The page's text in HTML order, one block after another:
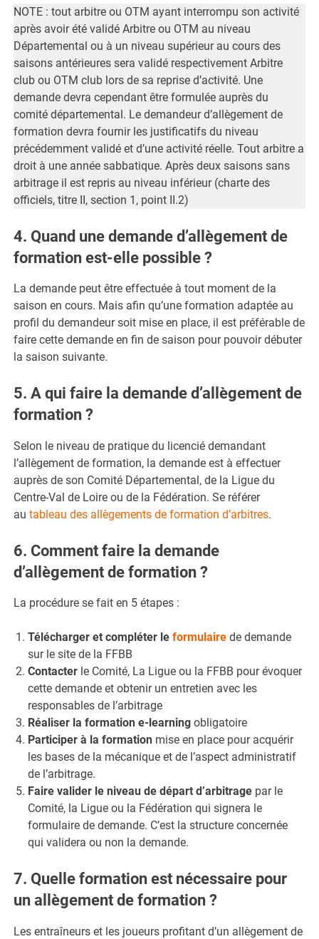
NOTE : tout arbitre ou OTM ayant interrompu son activité
après avoir été validé Arbitre ou OTM au niveau
Départemental ou à un niveau supérieur au cours des
saisons antérieures sera validé respectivement Arbitre
club ou OTM club lors de sa reprise d’activité. Une
demande devra cependant être formulée auprès du
comité départemental. Le demandeur d’allègement de
formation devra fournir les justificatifs du niveau
précédemment validé et d’une activité réelle. Tout arbitre a
droit à une année sabbatique. Après deux saisons sans
arbitrage il est repris au niveau inférieur (charte des
officiels, titre II, section 1, point II.2)
4. Quand une demande d’allègement de
formation est-elle possible ?
La demande peut être effectuée à tout moment de la
saison en cours. Mais afin qu’une formation adaptée au
profil du demandeur soit mise en place, il est préférable de
faire cette demande en fin de saison pour pouvoir débuter
la saison suivante.
5. A qui faire la demande d’allègement de
formation ?
Selon le niveau de pratique du licencié demandant
l’allègement de formation, la demande est à effectuer
auprès de son Comité Départemental, de la Ligue du
Centre-Val de Loire ou de la Fédération. Se référer
autableau des allègements de formation d’arbitres.
6. Comment faire la demande
d’allègement de formation ?
La procédure se fait en 5 étapes :
Télécharger et compléter leformulaire de demande
sur le site de la FFBB
Contacter le Comité, La Ligue ou la FFBB pour évoquer
cette demande et obtenir un entretien avec les
responsables de l’arbitrage
Réaliser la formation e-learning obligatoire
Participer à la formation mise en place pour acquérir
les bases de la mécanique et de l’aspect administratif
de l’arbitrage.
Faire valider le niveau de départ d’arbitrage par le
Comité, la Ligue ou la Fédération qui signera le
formulaire de demande. C’est la structure concernée
qui validera ou non la demande.
7. Quelle formation est nécessaire pour
un allègement de formation ?
Les entraîneurs et les joueurs profitant d’un allègement de